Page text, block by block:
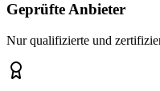
Geprüfte Anbieter
Nur qualifizierte und